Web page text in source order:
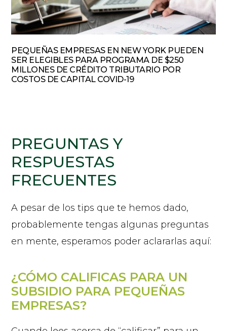
PEQUEÑAS EMPRESAS EN NEW YORK PUEDEN
SER ELEGIBLES PARA PROGRAMA DE $250
MILLONES DE CRÉDITO TRIBUTARIO POR
COSTOS DE CAPITAL COVID-19
PREGUNTAS Y
RESPUESTAS
FRECUENTES
A pesar de los tips que te hemos dado,
probablemente tengas algunas preguntas
en mente, esperamos poder aclararlas aquí:
¿CÓMO CALIFICAS PARA UN
SUBSIDIO PARA PEQUEÑAS
EMPRESAS?